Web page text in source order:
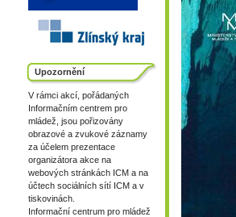
Upozornění
V rámci akcí, pořádaných
Informačním centrem pro
mládež, jsou pořizovány
obrazové a zvukové záznamy
za účelem prezentace
organizátora akce na
webových stránkách ICM a na
účtech sociálních sítí ICM a v
tiskovinách.
Informační centrum pro mládež